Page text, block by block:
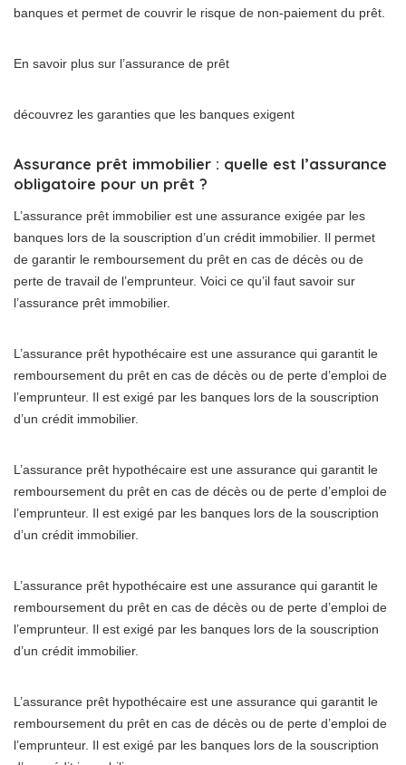
banques et permet de couvrir le risque de non-paiement du prêt.
En savoir plus sur l’assurance de prêt
découvrez les garanties que les banques exigent
Assurance prêt immobilier : quelle est l’assurance
obligatoire pour un prêt ?
L’assurance prêt immobilier est une assurance exigée par les
banques lors de la souscription d’un crédit immobilier. Il permet
de garantir le remboursement du prêt en cas de décès ou de
perte de travail de l’emprunteur. Voici ce qu’il faut savoir sur
l’assurance prêt immobilier.
L’assurance prêt hypothécaire est une assurance qui garantit le
remboursement du prêt en cas de décès ou de perte d’emploi de
l’emprunteur. Il est exigé par les banques lors de la souscription
d’un crédit immobilier.
L’assurance prêt hypothécaire est une assurance qui garantit le
remboursement du prêt en cas de décès ou de perte d’emploi de
l’emprunteur. Il est exigé par les banques lors de la souscription
d’un crédit immobilier.
L’assurance prêt hypothécaire est une assurance qui garantit le
remboursement du prêt en cas de décès ou de perte d’emploi de
l’emprunteur. Il est exigé par les banques lors de la souscription
d’un crédit immobilier.
L’assurance prêt hypothécaire est une assurance qui garantit le
remboursement du prêt en cas de décès ou de perte d’emploi de
l’emprunteur. Il est exigé par les banques lors de la souscription